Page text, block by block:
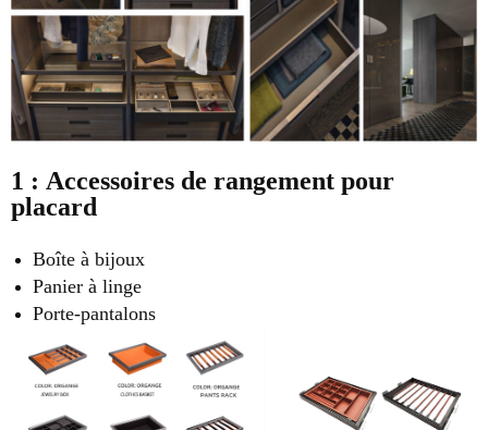
1 : Accessoires de rangement pour
placard
Boîte à bijoux
Panier à linge
Porte-pantalons